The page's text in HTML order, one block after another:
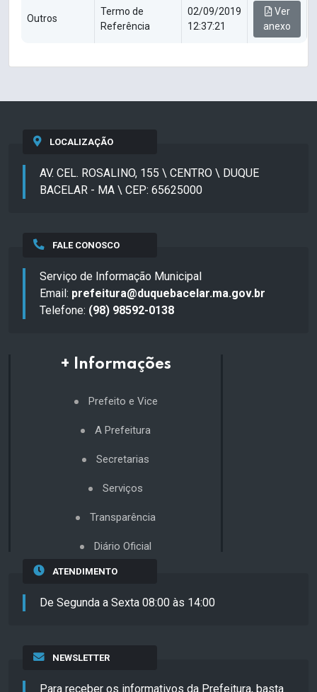
Outros
Termo de
Referência
02/09/2019
12:37:21
Ver
anexo
LOCALIZAÇÃO
AV. CEL. ROSALINO, 155 \ CENTRO \ DUQUE
BACELAR - MA \ CEP: 65625000
FALE CONOSCO
Serviço de Informação Municipal
Email: prefeitura@duquebacelar.ma.gov.br
Telefone: (98) 98592-0138
+ Informações
Prefeito e Vice
A Prefeitura
Secretarias
Serviços
Transparência
Diário Oficial
ATENDIMENTO
De Segunda a Sexta 08:00 às 14:00
NEWSLETTER
Para receber os informativos da Prefeitura, basta